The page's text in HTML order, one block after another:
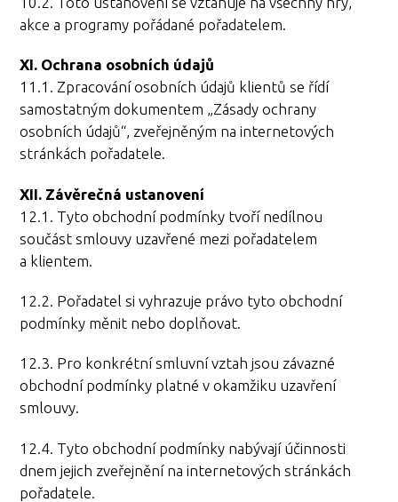
akce a programy pořádané pořadatelem.
XI. Ochrana osobních údajů
11.1. Zpracování osobních údajů klientů se řídí
samostatným dokumentem „Zásady ochrany
osobních údajů“, zveřejněným na internetových
stránkách pořadatele.
XII. Závěrečná ustanovení
12.1. Tyto obchodní podmínky tvoří nedílnou
součást smlouvy uzavřené mezi pořadatelem
a klientem.
12.2. Pořadatel si vyhrazuje právo tyto obchodní
podmínky měnit nebo doplňovat.
12.3. Pro konkrétní smluvní vztah jsou závazné
obchodní podmínky platné v okamžiku uzavření
smlouvy.
12.4. Tyto obchodní podmínky nabývají účinnosti
dnem jejich zveřejnění na internetových stránkách
pořadatele.